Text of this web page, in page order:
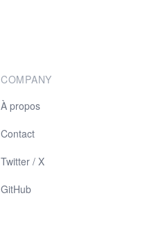
COMPANY
À propos
Contact
Twitter / X
GitHub